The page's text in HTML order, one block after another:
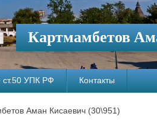
Картмамбетов
ст.50 УПК РФ Контакты
Аман Кисаевич (30\951)